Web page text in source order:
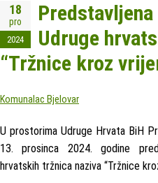
18
pro
2024
Udruge
“Tržnice kroz
Komunalac Bjelovar
U prostorima Udruge Hrvata BiH
13. prosinca 2024. godine
hrvatskih tržnica naziva “Tržnice